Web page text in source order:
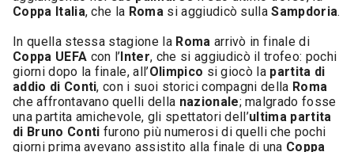
Coppa Italia, che la Roma si aggiudicò sullaSampdoria.
In quella stessa stagione la Roma arrivò in finale di
Coppa UEFA con l’Inter, che si aggiudicò il trofeo: pochi
giorni dopo la finale, all’Olimpico si giocò la partita di
addio di Conti, con i suoi storici compagni della Roma
che affrontavano quelli della nazionale; malgrado fosse
una partita amichevole, gli spettatori dell’ultima partita
di Bruno Conti furono più numerosi di quelli che pochi
giorni prima avevano assistito alla finale di una Coppa